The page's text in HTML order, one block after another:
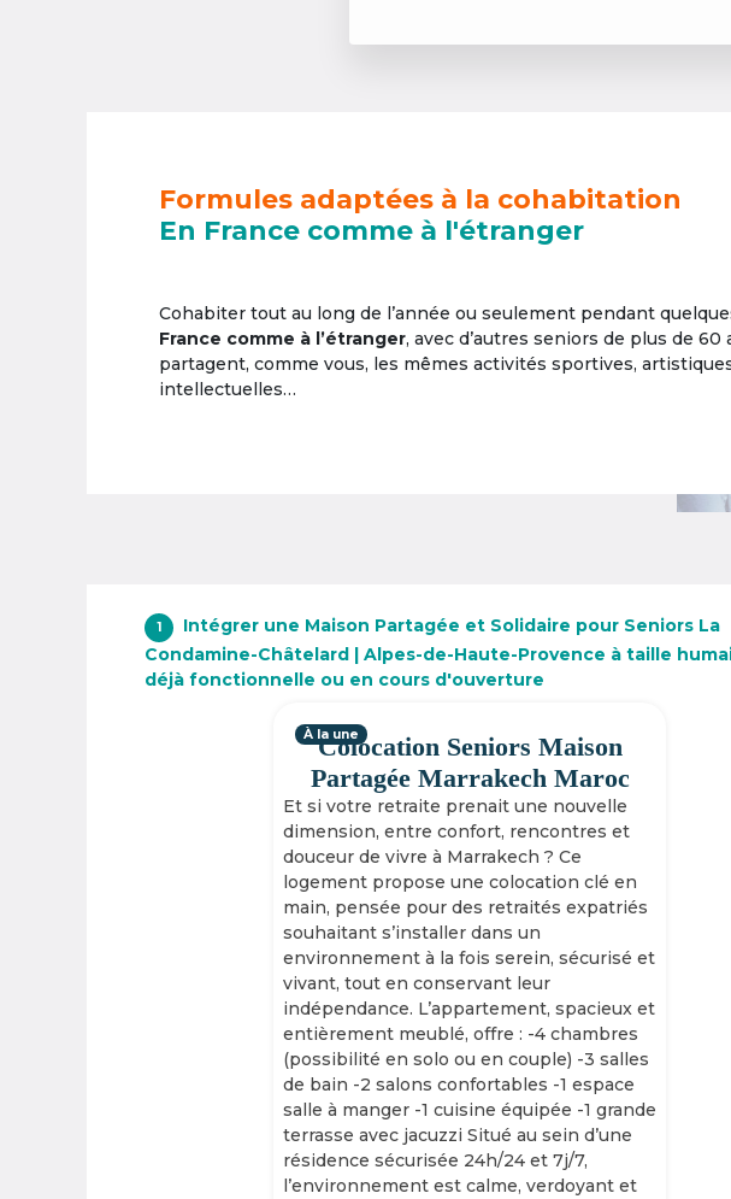
Formules adaptées à la cohabitation
En France comme à l'étranger
Cohabiter tout au long de l’année ou seulement pendant
France comme à l’étranger, avec d’autres seniors de plus de 60
partagent, comme vous, les mêmes activités sportives,
intellectuelles…
1
Intégrer une Maison Partagée et Solidaire pour Seniors La
Condamine-Châtelard | Alpes-de-Haute-Provence à taille
déjà fonctionnelle ou en cours d'ouverture
Colocation Seniors Maison
Partagée Marrakech Maroc
Et si votre retraite prenait une nouvelle
dimension, entre confort, rencontres et
douceur de vivre à Marrakech ? Ce
logement propose une colocation clé en
main, pensée pour des retraités expatriés
souhaitant s’installer dans un
environnement à la fois serein, sécurisé et
vivant, tout en conservant leur
indépendance. L’appartement, spacieux et
entièrement meublé, offre : -4 chambres
(possibilité en solo ou en couple) -3 salles
de bain -2 salons confortables -1 espace
salle à manger -1 cuisine équipée -1 grande
terrasse avec jacuzzi Situé au sein d’une
résidence sécurisée 24h/24 et 7j/7,
l’environnement est calme, verdoyant et
À la une